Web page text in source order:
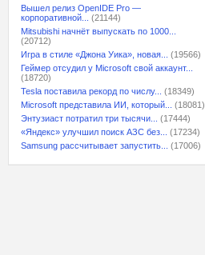
Вышел релиз OpenIDE Pro —
корпоративной...
(21144)
Mitsubishi начнёт выпускать по 1000...
(20712)
Игра в стиле «Джона Уика», новая...
(19566)
Геймер отсудил у Microsoft свой аккаунт...
(18720)
Tesla поставила рекорд по числу...
(18349)
Microsoft представила ИИ, который...
(18081)
Энтузиаст потратил три тысячи...
(17444)
«Яндекс» улучшил поиск АЗС без...
(17234)
Samsung рассчитывает запустить...
(17006)